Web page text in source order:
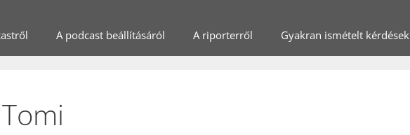
A podcast beállításáról A riporterről Gyakran ismételt kérdések